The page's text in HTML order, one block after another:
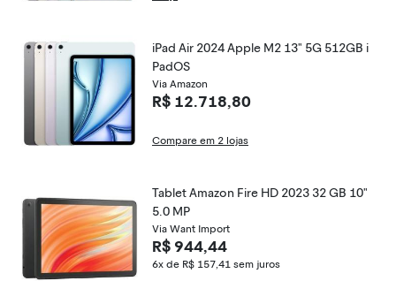
iPad Air 2024 Apple M2 13" 5G 512GB i
PadOS
Via Amazon
R$ 12.718,80
Compare em 2 lojas
Tablet Amazon Fire HD 2023 32 GB 10"
5.0 MP
Via Want Import
R$ 944,44
6x de R$ 157,41 sem juros